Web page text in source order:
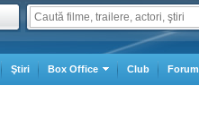
Ştiri Box Office Club Forum